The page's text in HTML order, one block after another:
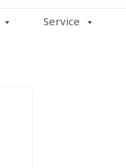
Service